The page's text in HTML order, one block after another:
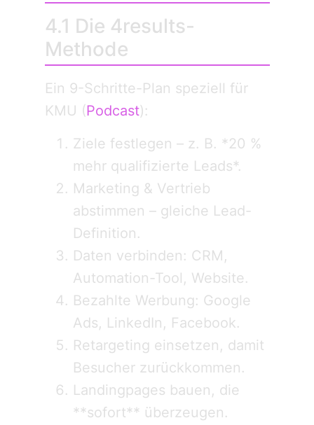
4.1 Die 4results-
Methode
Ein 9-Schritte-Plan speziell für
KMU (Podcast):
Ziele festlegen – z. B. *20 %
mehr qualifizierte Leads*.
Marketing & Vertrieb
abstimmen – gleiche Lead-
Definition.
Daten verbinden: CRM,
Automation-Tool, Website.
Bezahlte Werbung: Google
Ads, LinkedIn, Facebook.
Retargeting einsetzen, damit
Besucher zurückkommen.
Landingpages bauen, die
**sofort** überzeugen.